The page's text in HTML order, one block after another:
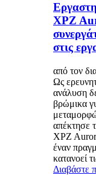
XPZ
στις
από τον
Ως
ανάλυση
βρώμικα
απέκτησε
XPZ
έναν
κατανοεί
Διαβάστε